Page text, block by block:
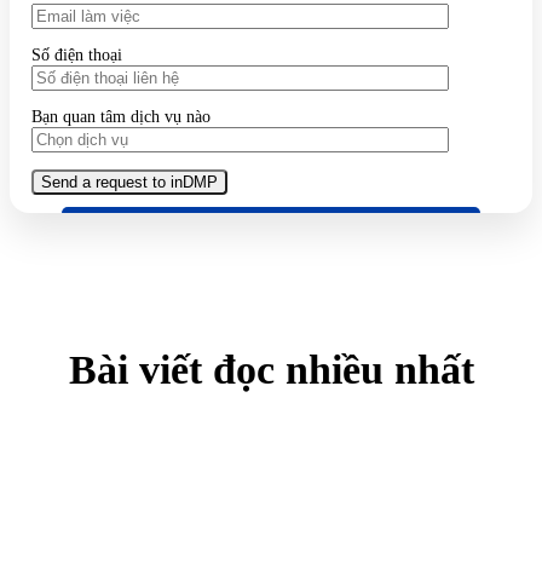
Số điện thoại
Bạn quan tâm dịch vụ nào
Bài viết đọc nhiều nhất